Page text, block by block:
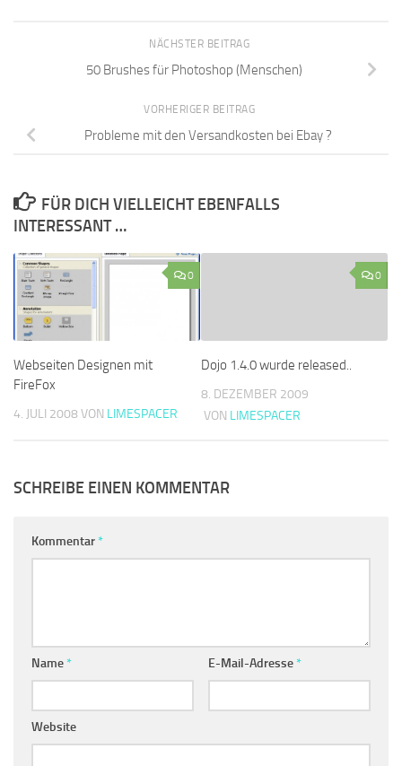
NÄCHSTER BEITRAG
50 Brushes für Photoshop (Menschen)
VORHERIGER BEITRAG
Probleme mit den Versandkosten bei Ebay ?
FÜR DICH VIELLEICHT EBENFALLS
INTERESSANT …
0
Webseiten Designen mit
FireFox
4. JULI 2008 VON LIMESPACER
0
Dojo 1.4.0 wurde released..
8. DEZEMBER 2009
VON LIMESPACER
SCHREIBE EINEN KOMMENTAR
Kommentar*
Name* E-Mail-Adresse*
Website